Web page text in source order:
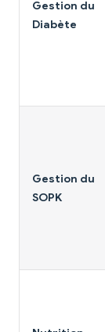
Gestion du
Diabète
Gestion du
SOPK